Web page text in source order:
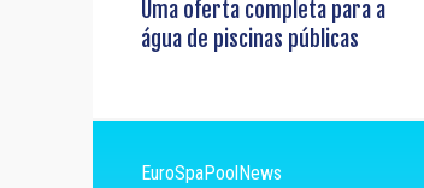
Uma oferta completa para a
água de piscinas públicas
EuroSpaPoolNews